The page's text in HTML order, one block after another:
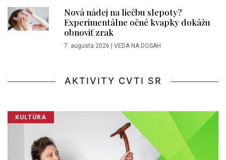
Nová nádej na liečbu slepoty?
Experimentálne očné kvapky dokážu
obnoviť zrak
7. augusta 2026 VEDA NA DOSAH
AKTIVITY CVTI SR
KULTÚRA